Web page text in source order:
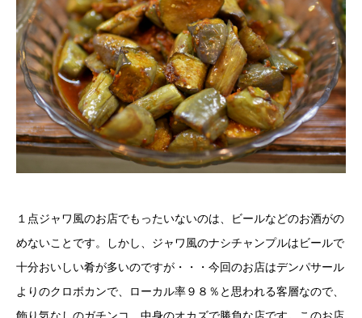
１点ジャワ風のお店でもったいないのは、ビールなどのお酒がの
めないことです。しかし、ジャワ風のナシチャンプルはビールで
十分おいしい肴が多いのですが・・・今回のお店はデンパサール
よりのクロボカンで、ローカル率９８％と思われる客層なので、
飾り気なしのガチンコ、中身のオカズで勝負な店です。このお店